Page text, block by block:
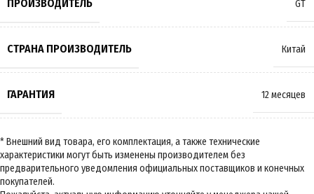
ПРОИЗВОДИТЕЛЬ GT
СТРАНА ПРОИЗВОДИТЕЛЬ Китай
ГАРАНТИЯ 12 месяцев